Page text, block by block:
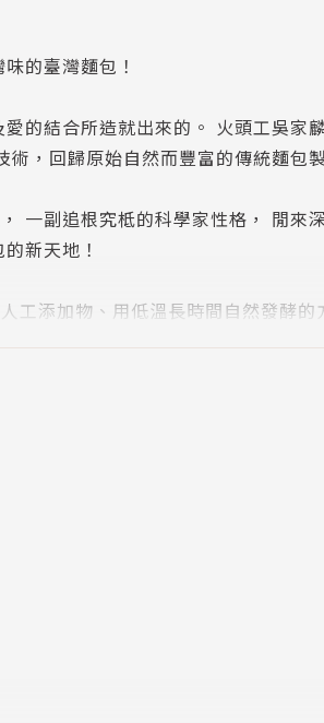
的臺灣麵包！
的結合所造就出來的。 火頭工吳家
，回歸原始自然而豐富的傳統麵包
一副追根究柢的科學家性格， 閒來
新天地！
工添加物、用低溫長時間自然發酵的
麵包烘焙的歷史、製作過程，以及
輕易了解麵包的來龍去脈。
現代科技，並提供15種麵包的配方
，每一種麵粉特性不同，企圖用一
糰的詮釋去管理麵糰需要攪拌的程
。
不斷，單純老麵發酵的歐式麵包越